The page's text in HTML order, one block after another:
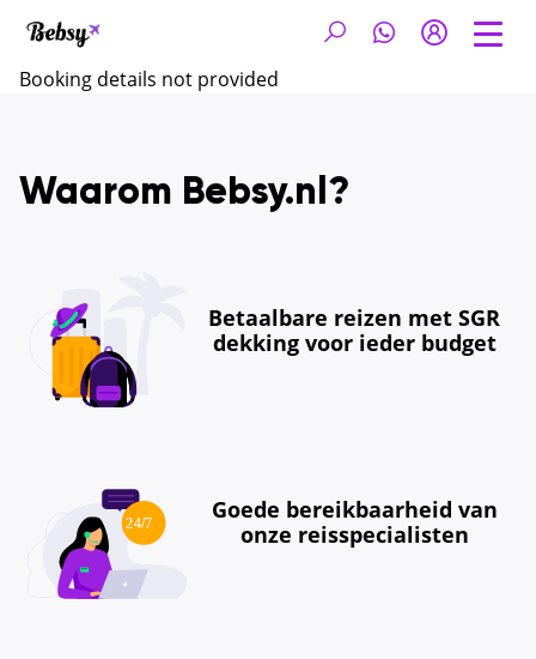
Booking details not provided
Waarom Bebsy.nl?
Betaalbare reizen met SGR
dekking voor ieder budget
Goede bereikbaarheid van
onze reisspecialisten